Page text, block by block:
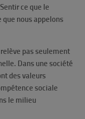
ce que le
que nous appelons
pas seulement
Dans une société
des valeurs
sociale
le milieu